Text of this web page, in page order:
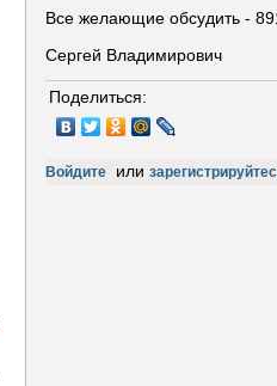
Все желающие обсудить -
Сергей Владимирович
Поделиться:
Войдите или